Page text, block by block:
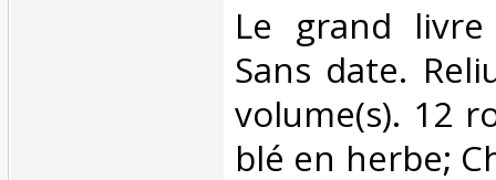
‎Le grand
Sans date.
volume(s). 12
blé en herbe;